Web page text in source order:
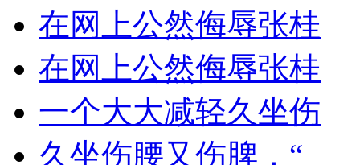
在网上公然侮辱张桂
在网上公然侮辱张桂
一个大大减轻久坐伤
久坐伤腰又伤脾，“